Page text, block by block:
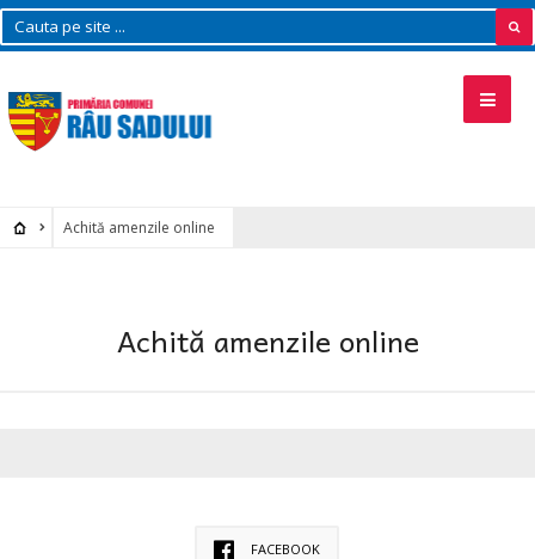
Achită amenzile online
Achită amenzile online
FACEBOOK